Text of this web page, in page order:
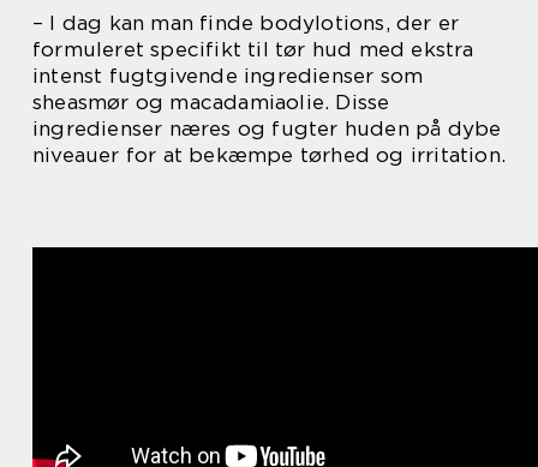
– I dag kan man finde bodylotions, der er
formuleret specifikt til tør hud med ekstra
intenst fugtgivende ingredienser som
sheasmør og macadamiaolie. Disse
ingredienser næres og fugter huden på dybe
niveauer for at bekæmpe tørhed og irritation.